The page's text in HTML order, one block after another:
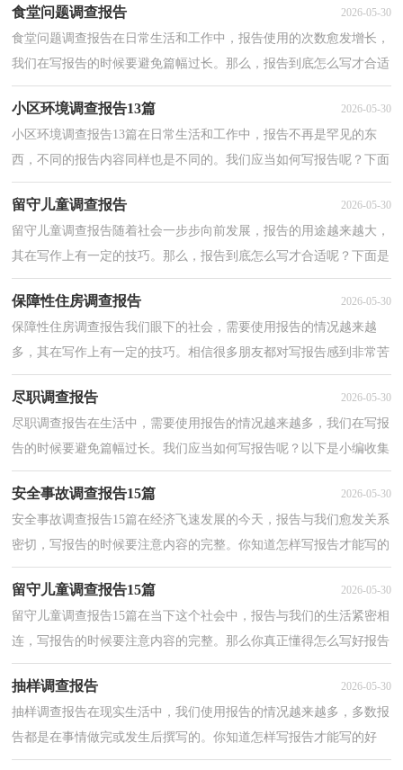
食堂问题调查报告 2026-05-30
食堂问题调查报告在日常生活和工作中，报告使用的次数愈发增长，
我们在写报告的时候要避免篇幅过长。那么，报告到底怎么写才合适
呢？以下是小编整理的食堂问题调查报告，供大家参考借...
小区环境调查报告13篇 2026-05-30
小区环境调查报告13篇在日常生活和工作中，报告不再是罕见的东
西，不同的报告内容同样也是不同的。我们应当如何写报告呢？下面
是小编精心整理的小区环境调查报告，仅供参考，欢迎大家...
留守儿童调查报告 2026-05-30
留守儿童调查报告随着社会一步步向前发展，报告的用途越来越大，
其在写作上有一定的技巧。那么，报告到底怎么写才合适呢？下面是
小编帮大家整理的留守儿童调查报告，希望能够帮助到大...
保障性住房调查报告 2026-05-30
保障性住房调查报告我们眼下的社会，需要使用报告的情况越来越
多，其在写作上有一定的技巧。相信很多朋友都对写报告感到非常苦
恼吧，下面是小编帮大家整理的保障性住房调查报告，仅...
尽职调查报告 2026-05-30
尽职调查报告在生活中，需要使用报告的情况越来越多，我们在写报
告的时候要避免篇幅过长。我们应当如何写报告呢？以下是小编收集
整理的尽职调查报告，欢迎阅读，希望大家能够喜欢。尽...
安全事故调查报告15篇 2026-05-30
安全事故调查报告15篇在经济飞速发展的今天，报告与我们愈发关系
密切，写报告的时候要注意内容的完整。你知道怎样写报告才能写的
好吗？下面是小编整理的安全事故调查报告，欢迎阅读...
留守儿童调查报告15篇 2026-05-30
留守儿童调查报告15篇在当下这个社会中，报告与我们的生活紧密相
连，写报告的时候要注意内容的完整。那么你真正懂得怎么写好报告
吗？下面是小编帮大家整理的留守儿童调查报告，欢迎...
抽样调查报告 2026-05-30
抽样调查报告在现实生活中，我们使用报告的情况越来越多，多数报
告都是在事情做完或发生后撰写的。你知道怎样写报告才能写的好
吗？下面是小编帮大家整理的抽样调查报告，仅供参考，欢...